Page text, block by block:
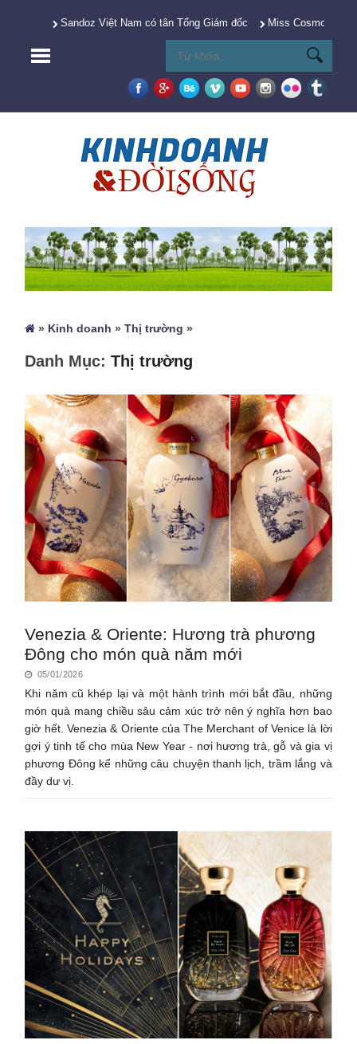
Sandoz Việt Nam có tân Tổng Giám đốc Miss Cosmo 2025
» Kinh doanh »Thị trường »
Danh Mục:Thị trường
Venezia & Oriente: Hương trà phương
Đông cho món quà năm mới
05/01/2026
Khi năm cũ khép lại và một hành trình mới bắt đầu, những
món quà mang chiều sâu cảm xúc trở nên ý nghĩa hơn bao
giờ hết. Venezia & Oriente của The Merchant of Venice là lời
gợi ý tinh tế cho mùa New Year - nơi hương trà, gỗ và gia vị
phương Đông kể những câu chuyện thanh lịch, trầm lắng và
đầy dư vị.